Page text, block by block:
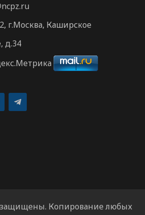
г.Москва, Каширское
д.34
защищены. Копирование любых